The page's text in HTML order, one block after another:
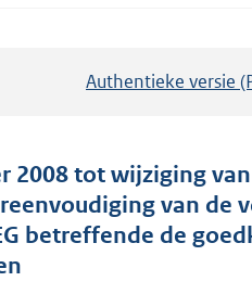
Authentieke versie
2008 tot wijziging
van
betreffende de